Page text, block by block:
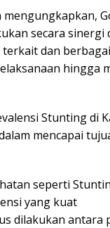
secara sinergi
dan
hingga
Stunting di
mencapai
seperti
yang kuat
dilakukan antara